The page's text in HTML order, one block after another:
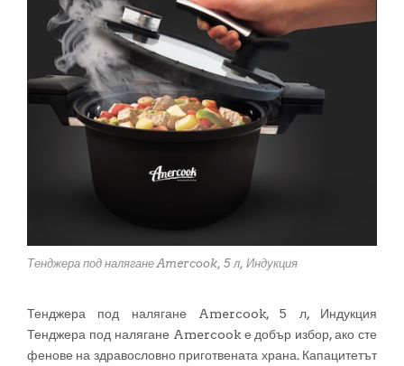
Тенджера под налягане Amercook, 5 л, Индукция
Тенджера под налягане Amercook, 5 л, Индукция
Тенджера под налягане Amercook е добър избор, ако сте
фенове на здравословно приготвената храна. Капацитетът